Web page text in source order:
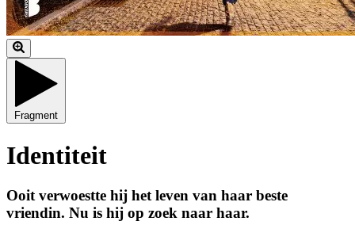
Fragment
Identiteit
Ooit verwoestte hij het leven van haar beste
vriendin. Nu is hij op zoek naar haar.